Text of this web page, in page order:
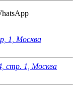
1, Москва
стр. 1, Москва